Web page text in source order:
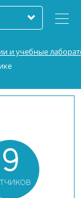
и учебные
9